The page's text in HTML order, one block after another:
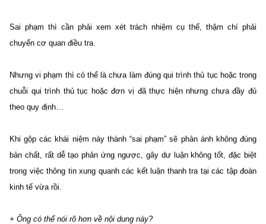
Sai phạm thì cần phải xem xét trách nhiệm cụ thể, thậm chí phải
chuyển cơ quan điều tra.
Nhưng vi phạm thì có thể là chưa làm đúng qui trình thủ tục hoặc trong
chuỗi qui trình thủ tục hoặc đơn vị đã thực hiện nhưng chưa đầy đủ
theo quy định…
Khi gộp các khái niệm này thành “sai phạm” sẽ phản ánh không đúng
bản chất, rất dễ tạo phản ứng ngược, gây dư luận không tốt, đặc biệt
trong việc thông tin xung quanh các kết luận thanh tra tại các tập đoàn
kinh tế vừa rồi.
+ Ông có thể nói rõ hơn về nội dung này?